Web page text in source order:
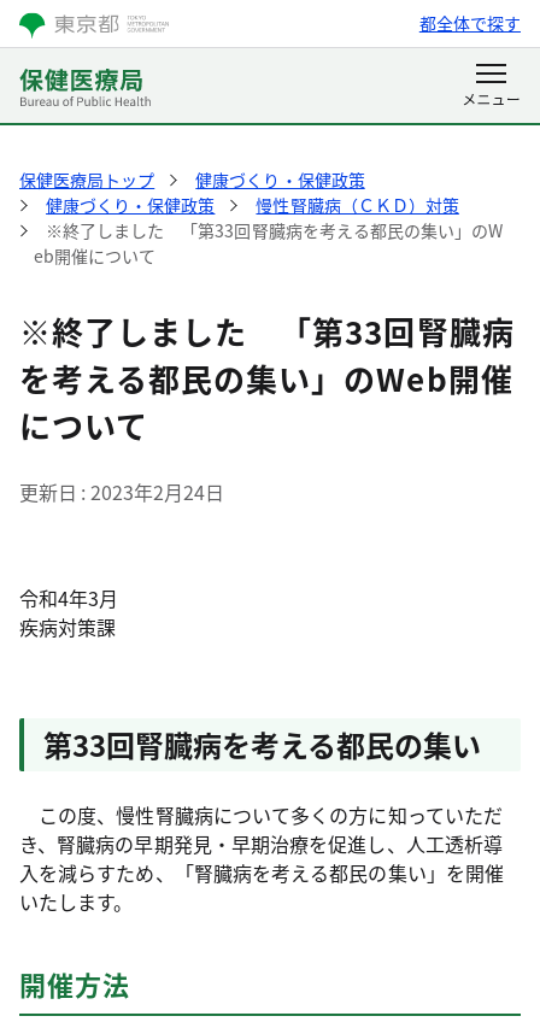
都全体で探す
保健医療局トップ
健康づくり・保健政策
健康づくり・保健政策
慢性腎臓病（ＣＫＤ）対策
※終了しました 「第33回腎臓病を考える都民の集い」のW
eb開催について
※終了しました 「第33回腎臓病
を考える都民の集い」のWeb開催
について
更新日 2023年2月24日
令和4年3月
疾病対策課
第33回腎臓病を考える都民の集い
この度、慢性腎臓病について多くの方に知っていただ
き、腎臓病の早期発見・早期治療を促進し、人工透析導
入を減らすため、「腎臓病を考える都民の集い」を開催
いたします。
開催方法